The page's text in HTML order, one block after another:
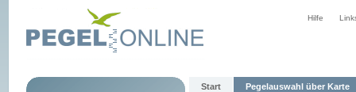
Hilfe
Start Pegelauswahl über Karte